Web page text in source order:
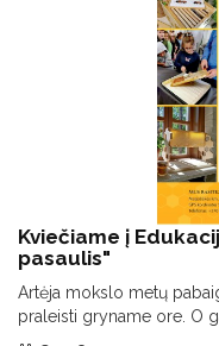
Kviečiame į
pasaulis"
Artėja mokslo metų
praleisti gryname ore. O